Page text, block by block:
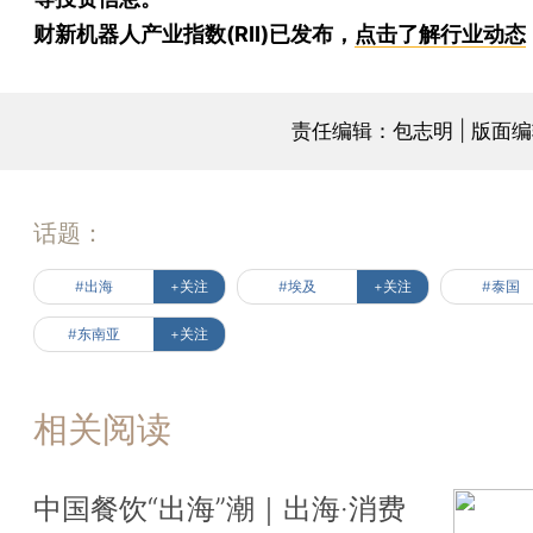
财新机器人产业指数(RII)已发布， 点击了解行业动态
责任编辑：包志明 | 版面
话题：
#出海 +关注 #埃及 +关注 #泰国
#东南亚 +关注
相关阅读
中国餐饮“出海”潮｜出海·消费